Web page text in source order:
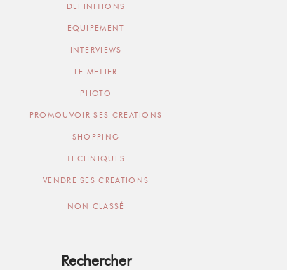
DEFINITIONS
EQUIPEMENT
INTERVIEWS
LE METIER
PHOTO
PROMOUVOIR SES CREATIONS
SHOPPING
TECHNIQUES
VENDRE SES CREATIONS
NON CLASSÉ
Rechercher